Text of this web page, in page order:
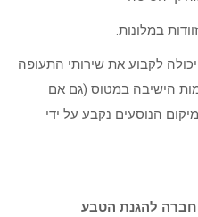
במלונות.
לקבוע את שירותי התעופה
הישיבה במטוס (גם אם
הנוסעים נקבע על ידי
להגנת הטבע